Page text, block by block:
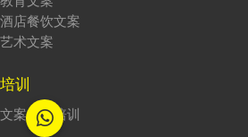
酒店餐饮文案
艺术文案
培训
文案创作培训